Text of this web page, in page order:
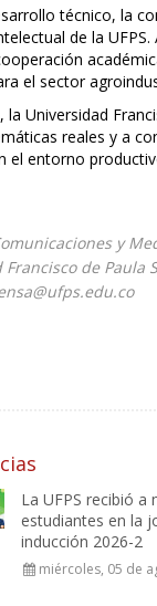
técnico, la
de la
el sector
la Universidad
reales y a
el entorno
y
Francisco de Paula
La UFPS recibió a
estudiantes en la
inducción 2026-2
miércoles, 05 de